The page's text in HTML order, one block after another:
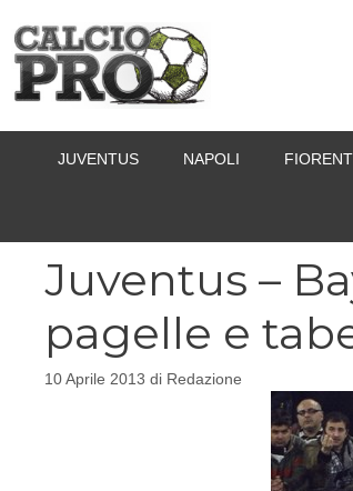
contenuto
JUVENTUS NAPOLI
Juventus –
pagelle e
10 Aprile 2013 di Redazione